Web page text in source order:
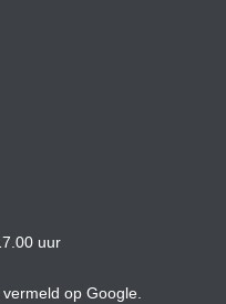
uur
op Google.